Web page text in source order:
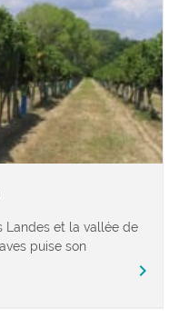
Landes et la vallée de
puise son
chevron_right